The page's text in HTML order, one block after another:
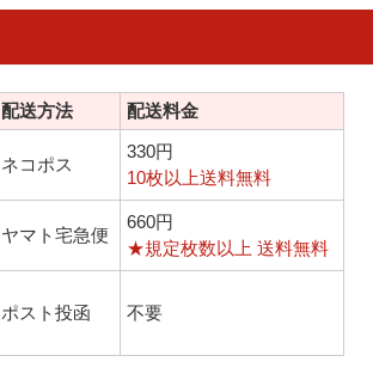
配送方法 配送料金
ネコポス
330円
10枚以上送料無料
ヤマト宅急便
660円
★規定枚数以上 送料無料
ポスト投函 不要